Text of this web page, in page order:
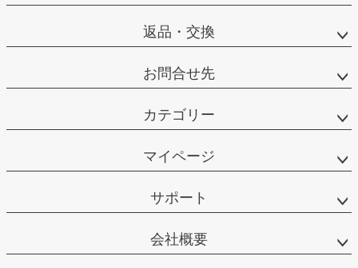
返品・交換
お問合せ先
カテゴリー
マイページ
サポート
会社概要